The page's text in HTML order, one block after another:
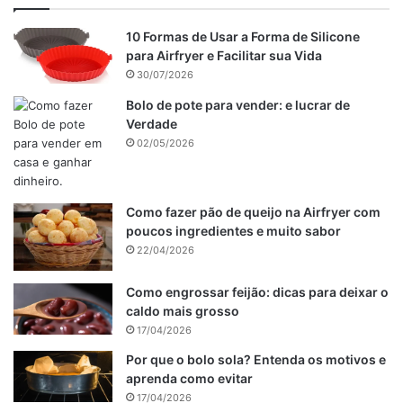
Como fazer o bolo de morango vegano.
Misture a farinha, o açúcar, o bicarbonato e o sal.
A seguir adicione a baunilha e o vinagre.
Alterne a água com o óleo e misture bem até obter uma
massa lisinha e homogênea.
10 Formas de Usar a Forma de Silicone
para Airfryer e Facilitar sua Vida
30/07/2026
Bolo de pote para vender: e lucrar de
Verdade
02/05/2026
Como fazer pão de queijo na Airfryer com
poucos ingredientes e muito sabor
22/04/2026
Como engrossar feijão: dicas para deixar o
caldo mais grosso
17/04/2026
Por que o bolo sola? Entenda os motivos e
aprenda como evitar
17/04/2026